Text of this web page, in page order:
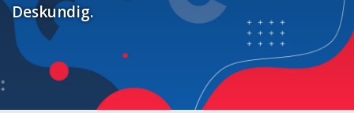
Deskundig.